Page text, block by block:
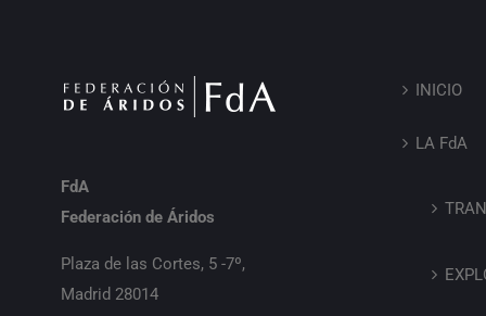
FdA
Federación de Áridos
Plaza de las Cortes, 5 -7º,
Madrid 28014
INICIO
LA FdA